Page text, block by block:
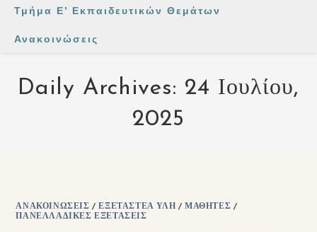
Τμήμα Ε’ Εκπαιδευτικών Θεμάτων
Ανακοινώσεις
Daily Archives: 24 Ιουλίου,
2025
ΑΝΑΚΟΙΝΏΣΕΙΣ /ΕΞΕΤΑΣΤΈΑ ΎΛΗ /ΜΑΘΗΤΈΣ /
ΠΑΝΕΛΛΑΔΙΚΈΣ ΕΞΕΤΆΣΕΙΣ